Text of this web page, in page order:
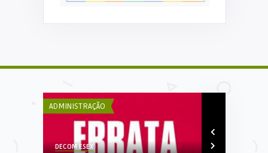
ADMINISTRAÇÃO
DECOM ESEX